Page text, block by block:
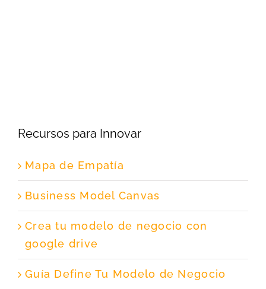
Recursos para Innovar
Mapa de Empatía
Business Model Canvas
Crea tu modelo de negocio con
google drive
Guía Define Tu Modelo de Negocio